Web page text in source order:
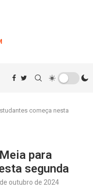
começa nesta
para
segunda
outubro de 2024